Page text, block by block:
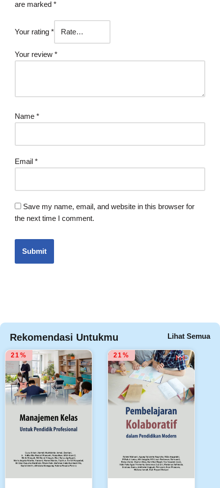
are marked *
Your rating *
Your review *
Name *
Email *
Save my name, email, and website in this browser for
the next time I comment.
Rekomendasi Untukmu Lihat Semua
21% 21%